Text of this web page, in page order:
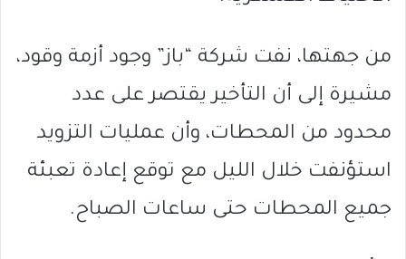
من جهتها، نفت شركة “باز” وجود أزمة وقود،
مشيرة إلى أن التأخير يقتصر على عدد
محدود من المحطات، وأن عمليات التزويد
استؤنفت خلال الليل مع توقع إعادة تعبئة
جميع المحطات حتى ساعات الصباح.